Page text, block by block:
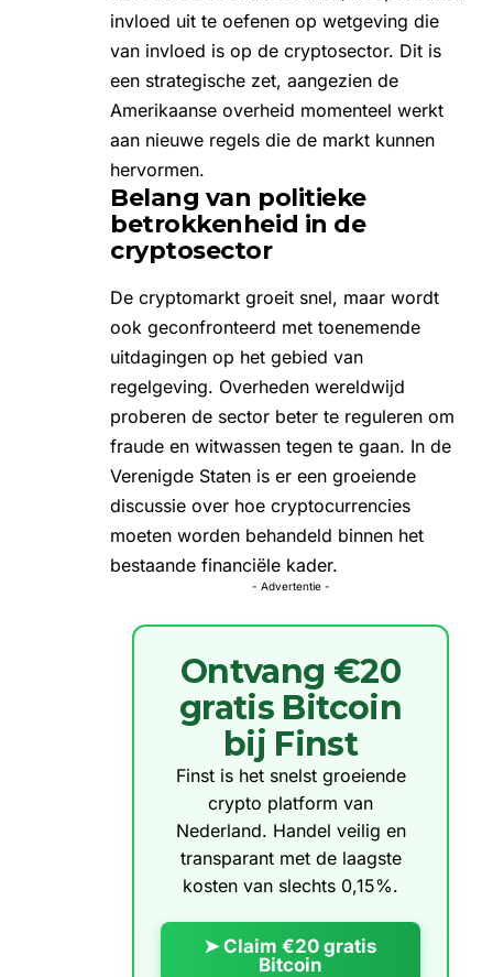
invloed uit te oefenen op wetgeving die
van invloed is op de cryptosector. Dit is
een strategische zet, aangezien de
Amerikaanse overheid momenteel werkt
aan nieuwe regels die de markt kunnen
hervormen.
Belang van politieke
betrokkenheid in de
cryptosector
De cryptomarkt groeit snel, maar wordt
ook geconfronteerd met toenemende
uitdagingen op het gebied van
regelgeving. Overheden wereldwijd
proberen de sector beter te reguleren om
fraude en witwassen tegen te gaan. In de
Verenigde Staten is er een groeiende
discussie over hoe cryptocurrencies
moeten worden behandeld binnen het
bestaande financiële kader.
- Advertentie -
Ontvang €20
gratis Bitcoin
bij Finst
Finst is het snelst groeiende
crypto platform van
Nederland. Handel veilig en
transparant met de laagste
kosten van slechts 0,15%.
➤ Claim €20 gratis
Bitcoin